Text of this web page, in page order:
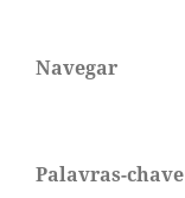
Navegar
Palavras-chave